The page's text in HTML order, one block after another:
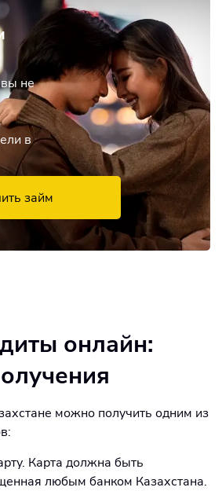
не
в
займ
онлайн:
можно получить одним из
Карта должна быть
любым банком Казахстана.